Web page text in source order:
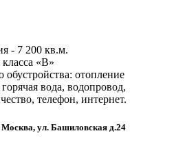
- 7 200 кв.м.
«В»
обустройства: отопление
вода, водопровод,
телефон, интернет.
Москва, ул. Башиловская д.24